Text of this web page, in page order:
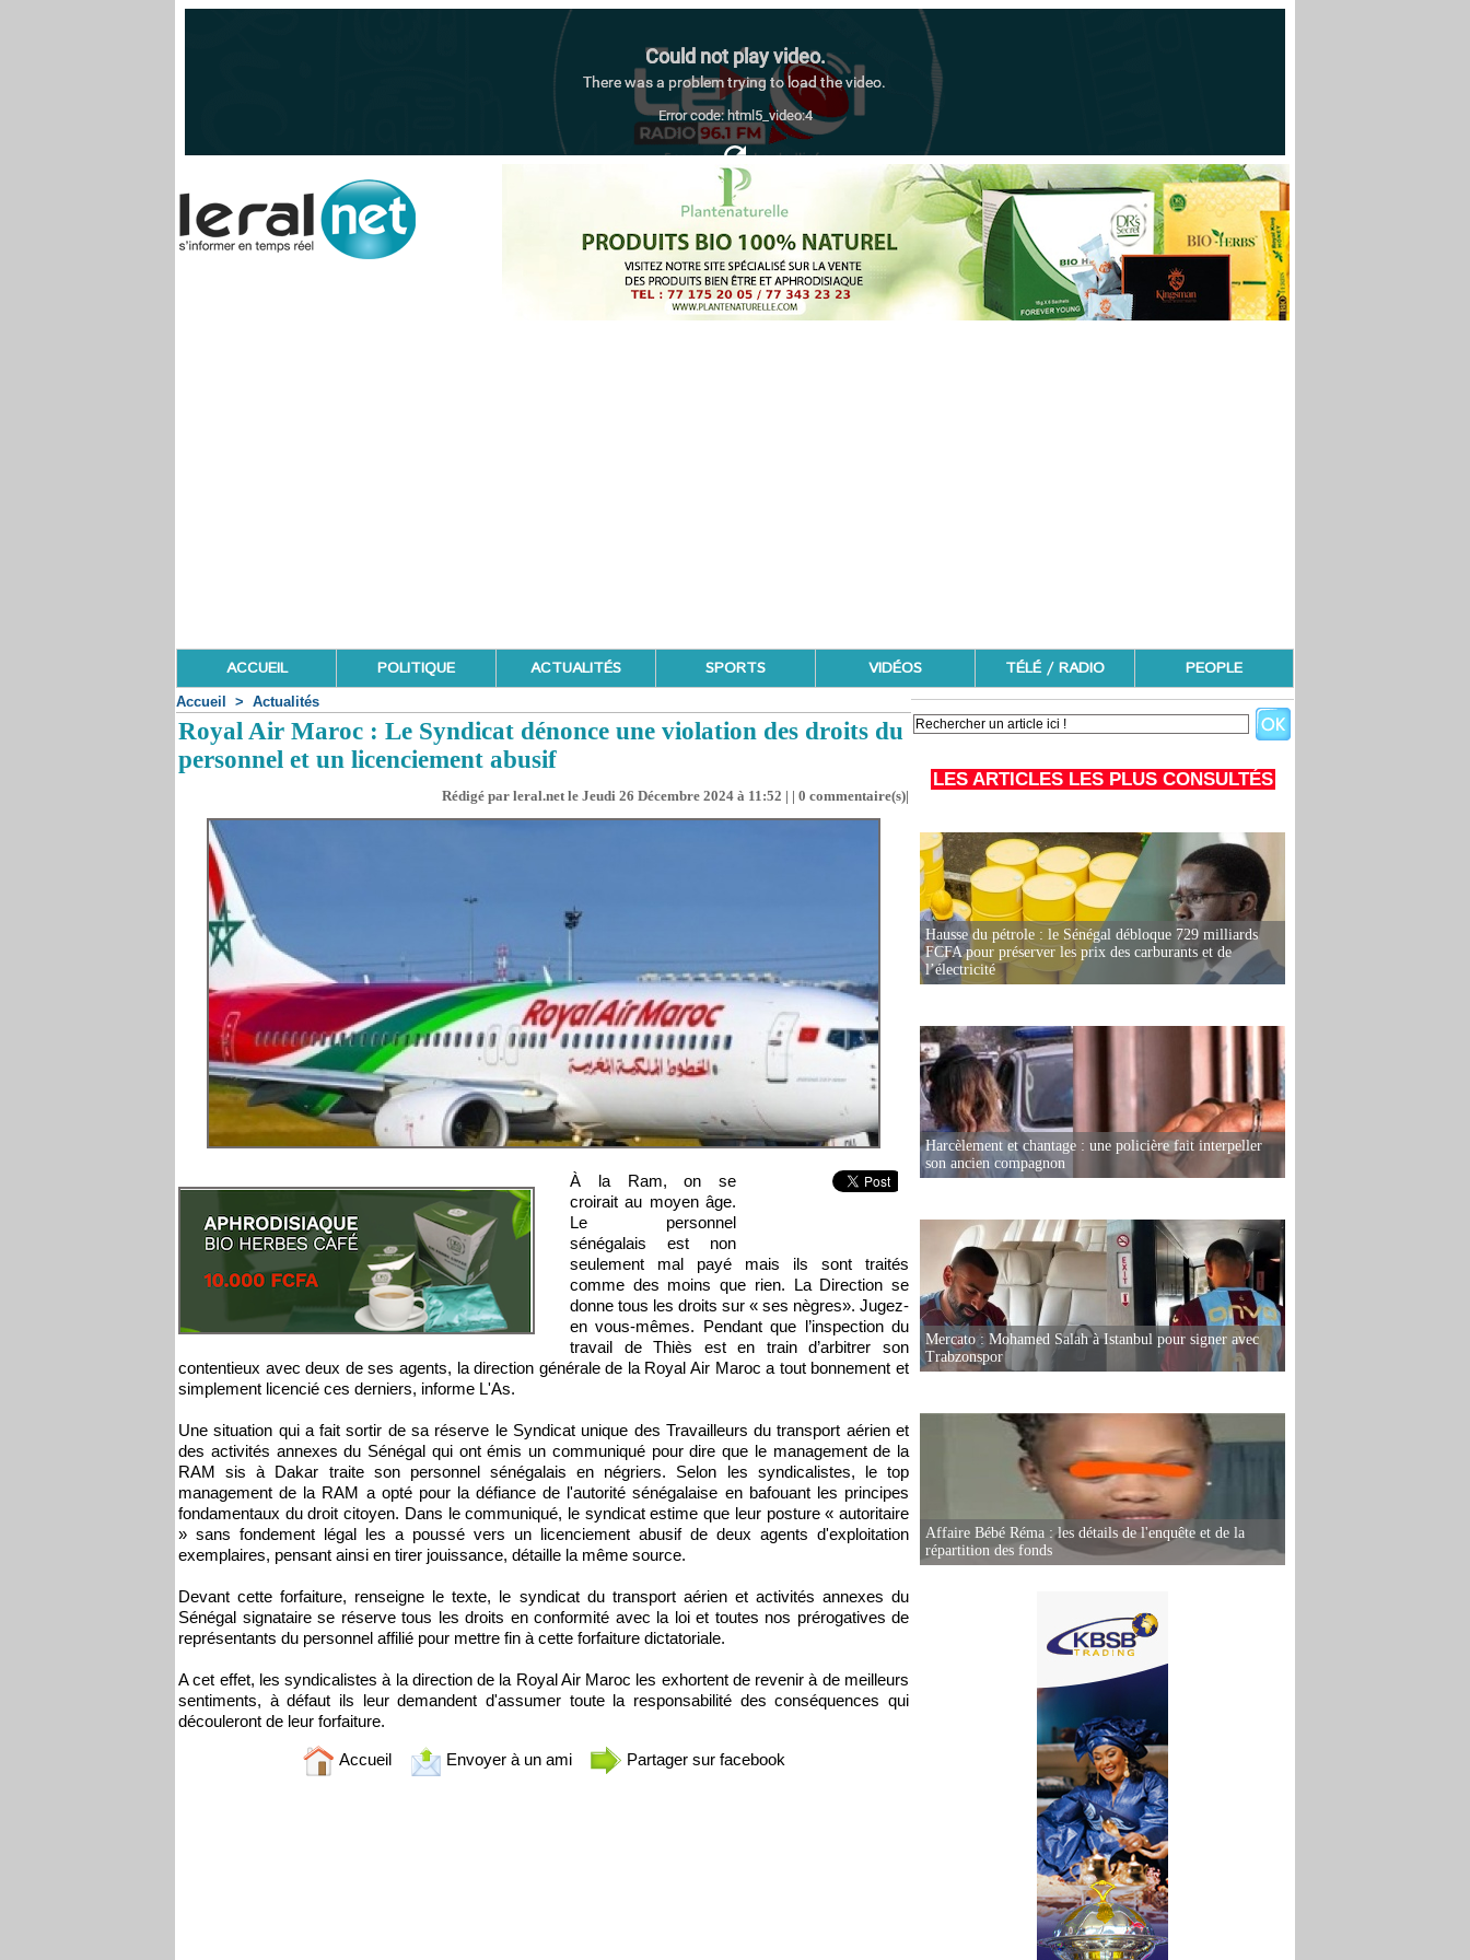
ACCUEIL POLITIQUE ACTUALITÉS SPORTS VIDÉOS TÉLÉ / RADIO PEOPLE
Accueil > Actualités
Royal Air Maroc : Le Syndicat dénonce une violation des droits du
personnel et un licenciement abusif
Rédigé par leral.net le Jeudi 26 Décembre 2024 à 11:52 | | 0 commentaire(s)|
À la Ram, on se
croirait au moyen âge.
Le personnel
sénégalais est non
seulement mal payé mais ils sont traités
comme des moins que rien. La Direction se
donne tous les droits sur « ses nègres». Jugez-
en vous-mêmes. Pendant que l’inspection du
travail de Thiès est en train d’arbitrer son
contentieux avec deux de ses agents, la direction générale de la Royal Air Maroc a tout bonnement et
simplement licencié ces derniers, informe L'As.
Une situation qui a fait sortir de sa réserve le Syndicat unique des Travailleurs du transport aérien et
des activités annexes du Sénégal qui ont émis un communiqué pour dire que le management de la
RAM sis à Dakar traite son personnel sénégalais en négriers. Selon les syndicalistes, le top
management de la RAM a opté pour la défiance de l'autorité sénégalaise en bafouant les principes
fondamentaux du droit citoyen. Dans le communiqué, le syndicat estime que leur posture « autoritaire
» sans fondement légal les a poussé vers un licenciement abusif de deux agents d'exploitation
exemplaires, pensant ainsi en tirer jouissance, détaille la même source.
Devant cette forfaiture, renseigne le texte, le syndicat du transport aérien et activités annexes du
Sénégal signataire se réserve tous les droits en conformité avec la loi et toutes nos prérogatives de
représentants du personnel affilié pour mettre fin à cette forfaiture dictatoriale.
A cet effet, les syndicalistes à la direction de la Royal Air Maroc les exhortent de revenir à de meilleurs
sentiments, à défaut ils leur demandent d'assumer toute la responsabilité des conséquences qui
découleront de leur forfaiture.
Accueil Envoyer à un ami Partager sur facebook
LES ARTICLES LES PLUS CONSULTÉS
Hausse du pétrole : le Sénégal débloque 729 milliards
FCFA pour préserver les prix des carburants et de
l’électricité
Harcèlement et chantage : une policière fait interpeller
son ancien compagnon
Mercato : Mohamed Salah à Istanbul pour signer avec
Trabzonspor
Affaire Bébé Réma : les détails de l'enquête et de la
répartition des fonds